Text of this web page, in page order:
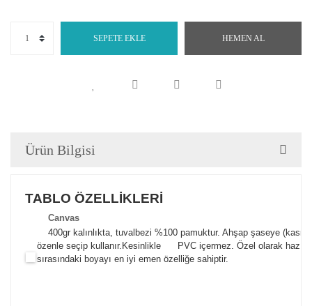
SEPETE EKLE HEMEN AL
Ürün Bilgisi
TABLO ÖZELLİKLERİ
Canvas
400gr kalınlıkta, tuvalbezi %100 pamuktur. Ahşap şaseye
özenle seçip kullanır. Kesinlikle PVC içermez. Özel olarak
sırasındaki boyayı en iyi emen özelliğe sahiptir.